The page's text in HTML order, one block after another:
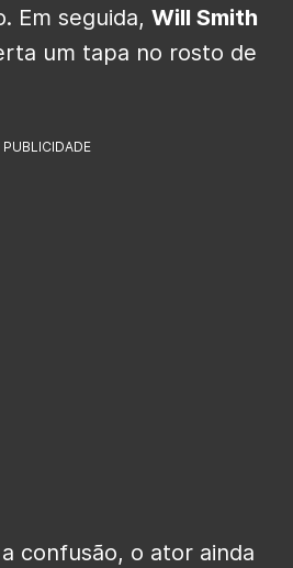
Em seguida, Will Smith
um tapa no rosto de
PUBLICIDADE
confusão, o ator ainda